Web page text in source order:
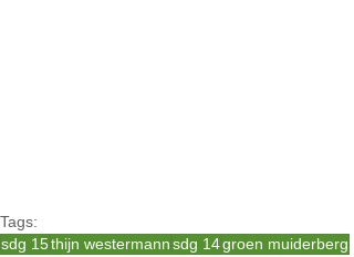
Tags:
sdg 15thijn westermannsdg 14groen muiderberg